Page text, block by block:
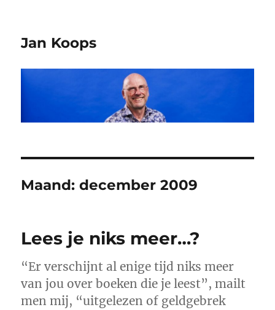
Jan Koops
Maand:december 2009
Lees je niks meer…?
“Er verschijnt al enige tijd niks meer
van jou over boeken die je leest”, mailt
men mij, “uitgelezen of geldgebrek